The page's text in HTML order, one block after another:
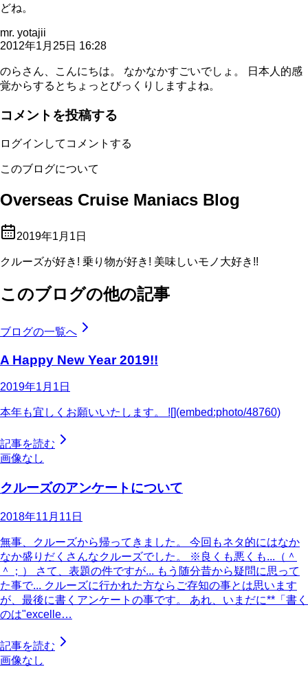
どね。
mr. yotajii
2012年1月25日 16:28
のらさん、こんにちは。 なかなかすごいでしょ。 日本人的感
覚からするとちょっとびっくりしますよね。
コメントを投稿する
ログインしてコメントする
このブログについて
Overseas Cruise Maniacs Blog
2019年1月1日
クルーズが好き! 乗り物が好き! 美味しいモノ大好き!!
このブログの他の記事
ブログの一覧へ
A Happy New Year 2019!!
2019年1月1日
本年も宜しくお願いいたします。 ![](embed:photo/48760)
記事を読む
画像なし
クルーズのアンケートについて
2018年11月11日
無事、クルーズから帰ってきました。 今回もネタ的にはなか
なか盛りだくさんなクルーズでした。 ※良くも悪くも...（＾
＾；） さて、表題の件ですが... もう随分昔から疑問に思って
た事で... クルーズに行かれた方ならご存知の事とは思います
が、最後に書くアンケートの事です。 あれ、いまだに**「書く
のは"excelle…
記事を読む
画像なし